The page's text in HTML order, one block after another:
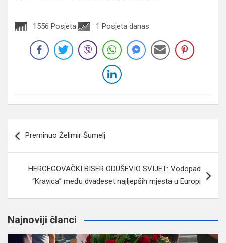
1556 Posjeta 1 Posjeta danas
članaka
Preminuo Želimir Šumelj
HERCEGOVAČKI BISER ODUŠEVIO SVIJET: Vodopad
“Kravica” među dvadeset najljepših mjesta u Europi
Najnoviji članci